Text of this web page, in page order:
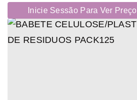
Inicie Sessão Para Ver Preço